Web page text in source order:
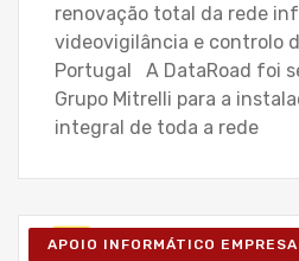
renovação total da rede
videovigilância e controlo
Portugal A DataRoad foi
Grupo Mitrelli para a
integral de toda a rede
APOIO INFORMÁTICO